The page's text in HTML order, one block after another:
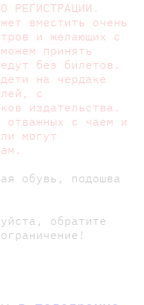
РЕГИСТРАЦИИ.
вместить очень
и желающих с
принять
без билетов.
на чердаке
с
издательства.
отважных с чаем и
могут
обувь, подошва
обратите